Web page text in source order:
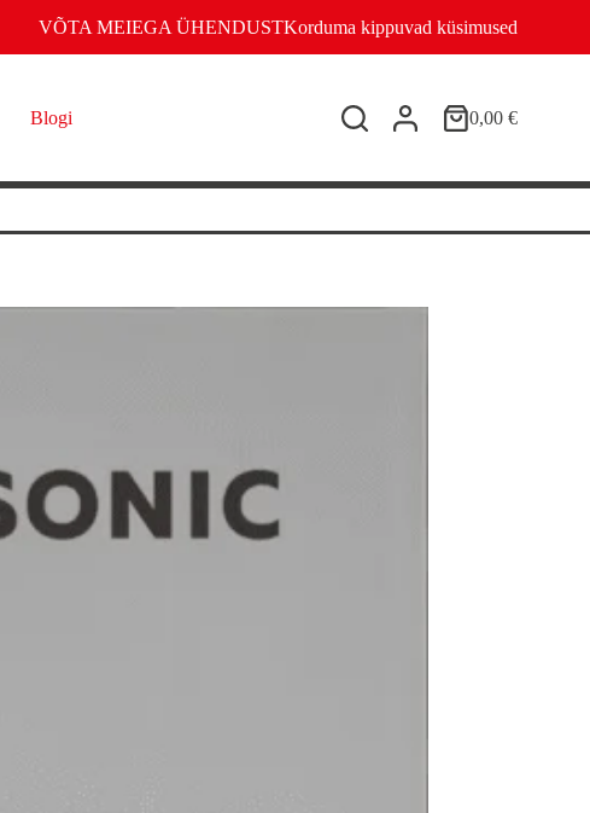
VÕTA MEIEGA ÜHENDUSTKorduma kippuvad küsimused
Blogi
Shopping
0,00 €